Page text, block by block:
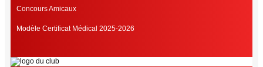
Concours Amicaux
Modèle Certificat Médical 2025-2026